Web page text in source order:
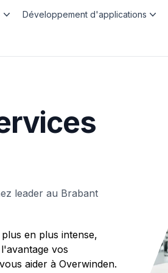
Développement d'applications
leader au Brabant
en plus intense,
vos
aider à Overwinden.